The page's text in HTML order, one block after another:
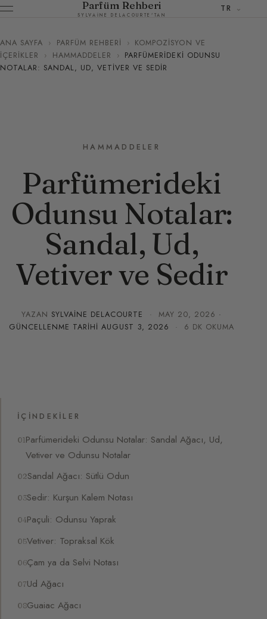
Parfüm Rehberi
SYLVAINE DELACOURTE'TAN
TR
ANA SAYFA › PARFÜM REHBERI › KOMPOZISYON VE
İÇERIKLER
› HAMMADDELER › PARFÜMERIDEKI ODUNSU
NOTALAR: SANDAL, UD, VETIVER VE SEDIR
HAMMADDELER
Parfümerideki
Odunsu Notalar:
Sandal, Ud,
Vetiver ve Sedir
YAZAN SYLVAINE DELACOURTE · MAY 20, 2026 ·
GÜNCELLENME TARIHIAUGUST 3, 2026 · 6 DK OKUMA
İÇINDEKILER
Parfümerideki Odunsu Notalar: Sandal Ağacı, Ud,
Vetiver ve Odunsu Notalar
Sandal Ağacı: Sütlü Odun
Sedir: Kurşun Kalem Notası
Paçuli: Odunsu Yaprak
Vetiver: Topraksal Kök
Çam ya da Selvi Notası
Ud Ağacı
Guaiac Ağacı